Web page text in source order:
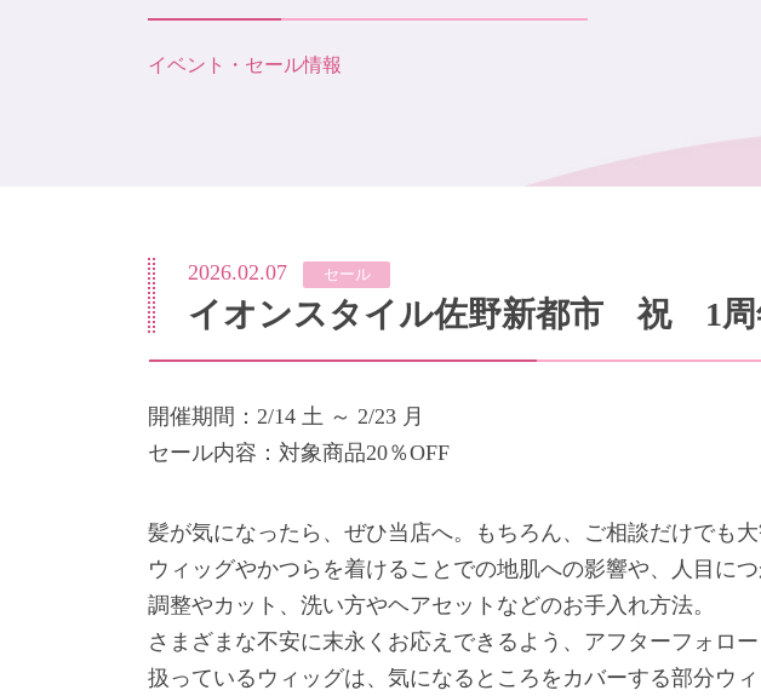
イベント・セール情報
2026.02.07 セール
イオンスタイル佐野新都市 祝 1周
開催期間：2/14 土 ～ 2/23 月
セール内容：対象商品20％OFF
髪が気になったら、ぜひ当店へ。もちろん、ご相談だけでも大
ウィッグやかつらを着けることでの地肌への影響や、人目につ
調整やカット、洗い方やヘアセットなどのお手入れ方法。
さまざまな不安に末永くお応えできるよう、アフターフォロー
扱っているウィッグは、気になるところをカバーする部分ウ